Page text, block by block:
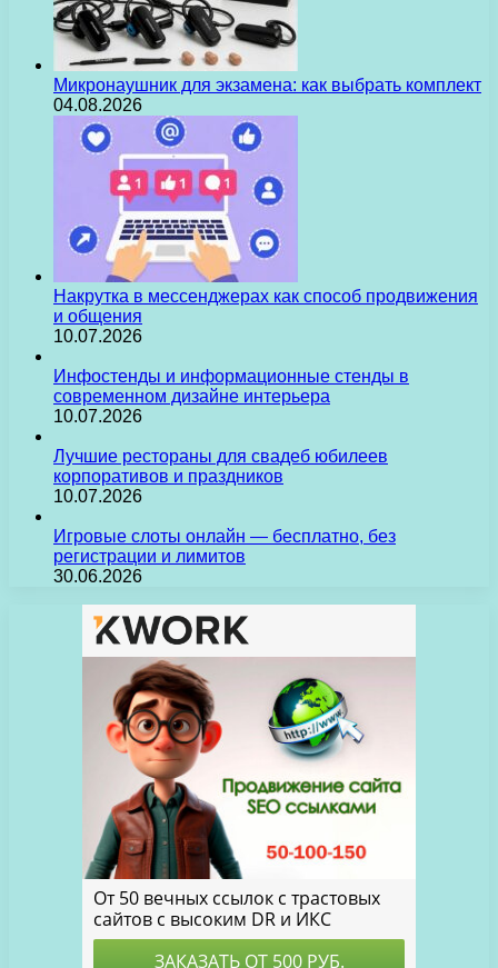
Микронаушник для экзамена: как выбрать комплект
04.08.2026
Накрутка в мессенджерах как способ продвижения
и общения
10.07.2026
Инфостенды и информационные стенды в
современном дизайне интерьера
10.07.2026
Лучшие рестораны для свадеб юбилеев
корпоративов и праздников
10.07.2026
Игровые слоты онлайн — бесплатно, без
регистрации и лимитов
30.06.2026